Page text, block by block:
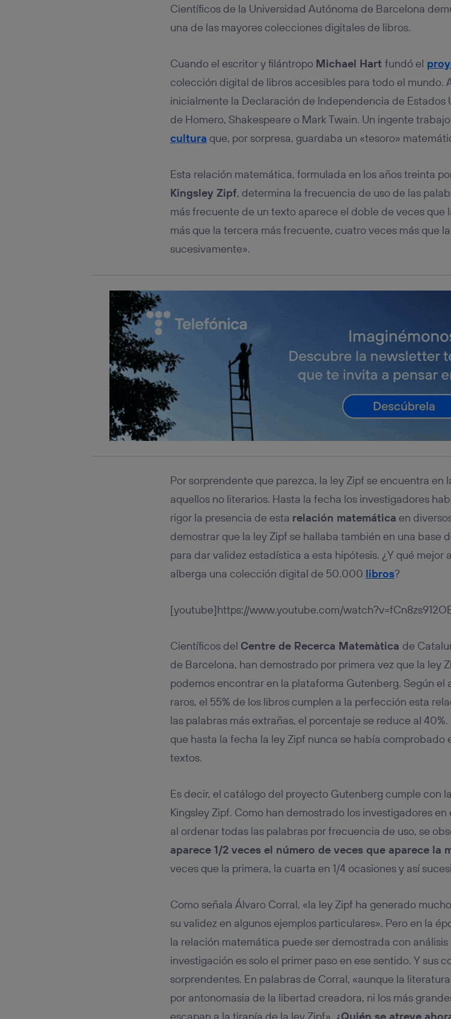
Científicos de la Universidad Autónoma de Barcelona
una de las mayores colecciones digitales de libros.
Cuando el escritor y filántropo Michael Hart fundó el
colección digital de libros accesibles para todo el mundo.
inicialmente la Declaración de Independencia de Estados
de Homero, Shakespeare o Mark Twain. Un ingente
cultura que, por sorpresa, guardaba un «tesoro»
Esta relación matemática, formulada en los años treinta
Kingsley Zipf, determina la frecuencia de uso de las
más frecuente de un texto aparece el doble de veces que
más que la tercera más frecuente, cuatro veces más que
sucesivamente».
Por sorprendente que parezca, la ley Zipf se encuentra en
aquellos no literarios. Hasta la fecha los investigadores
rigor la presencia de esta relación matemática en
demostrar que la ley Zipf se hallaba también en una base
para dar validez estadística a esta hipótesis. ¿Y qué
alberga una colección digital de 50.000 libros?
[youtube]https://www.youtube.com/
Científicos del Centre de Recerca Matemàtica de
de Barcelona, han demostrado por primera vez que la ley
podemos encontrar en la plataforma Gutenberg. Según el
raros, el 55% de los libros cumplen a la perfección esta
las palabras más extrañas, el porcentaje se reduce al
que hasta la fecha la ley Zipf nunca se había
textos.
Es decir, el catálogo del proyecto Gutenberg cumple con
Kingsley Zipf. Como han demostrado los investigadores
al ordenar todas las palabras por frecuencia de uso, se
aparece 1/2 veces el número de veces que aparece la
veces que la primera, la cuarta en 1/4 ocasiones y así
Como señala Álvaro Corral, «la ley Zipf ha generado
su validez en algunos ejemplos particulares». Pero en la
la relación matemática puede ser demostrada con análisis
investigación es solo el primer paso en ese sentido. Y sus
sorprendentes. En palabras de Corral, «aunque la
por antonomasia de la libertad creadora, ni los más
escapan a la tiranía de la ley Zipf». ¿Quién se atreve
conecte su dispositivo y consienta el uso de la
Típicamente:
hayan dado su consentimiento.
Si utilizasdatos móviles, el marketing será más
únicamente en la navegación del usuario del móvil.
Puedes gestionar los consentimientos Utiq
inferior de esta página web o visitando el portal de